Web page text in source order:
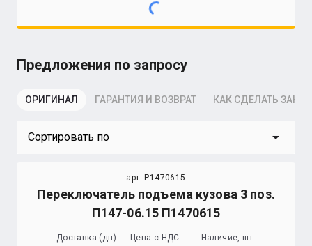
Предложения по запросу
ОРИГИНАЛ ГАРАНТИЯ И ВОЗВРАТ КАК СДЕЛАТЬ
Сортировать по arrow_drop_down
арт. P1470615
Переключатель подъема кузова 3 поз.
П147-06.15 П1470615
Доставка (дн) Цена с НДС: Наличие, шт.